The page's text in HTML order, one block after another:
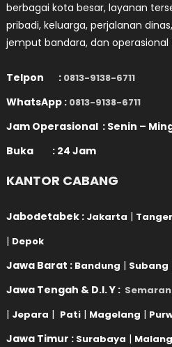
berbagai kota besar, layanan
pribadi, keluarga, perjalanan
jemput bandara, dan operasional
Telpon : 0813-9138-6711
WhatsApp : 0813-9138-6711
Jam Operasional : Senin –
Buka : 24 Jam
KANTOR CABANG
Jabodetabek : Jakarta |
| Depok
Jawa Barat : Bandung | Subang
Jawa Tengah & D.I. Y :
| Jepara | Pati | Magelang |
Jawa Timur : Surabaya | Malang